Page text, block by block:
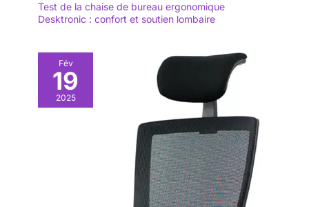
Test de la chaise de bureau ergonomique
Desktronic : confort et soutien lombaire
Fév
19
2025